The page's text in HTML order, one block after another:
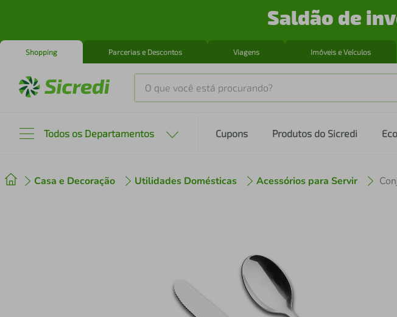
Saldão de
Shopping Parcerias e Descontos Viagens Imóveis e Veículos
O que você está procurando?
Todos os Departamentos Cupons Produtos do Sicredi
Casa e Decoração Utilidades Domésticas Acessórios para Servir
º cafeteira